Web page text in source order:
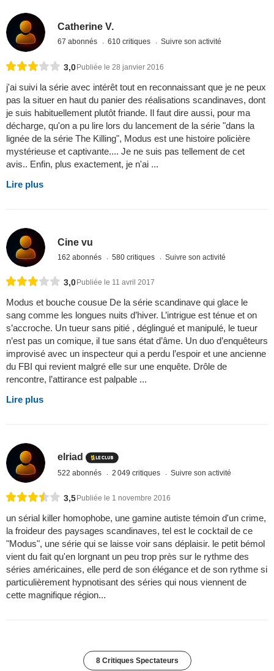
Catherine V.
67 abonnés 610 critiques Suivre son activité
3,0 Publiée le 28 janvier 2016
j'ai suivi la série avec intérêt tout en reconnaissant que je ne peux
pas la situer en haut du panier des réalisations scandinaves, dont
je suis habituellement plutôt friande. Il faut dire aussi, pour ma
décharge, qu'on a pu lire lors du lancement de la série "dans la
lignée de la série The Killing", Modus est une histoire policière
mystérieuse et captivante.... Je ne suis pas tellement de cet
avis.. Enfin, plus exactement, je n'ai ...
Lire plus
Cine vu
162 abonnés 580 critiques Suivre son activité
3,0 Publiée le 11 avril 2017
Modus et bouche cousue De la série scandinave qui glace le
sang comme les longues nuits d’hiver. L’intrigue est ténue et on
s’accroche. Un tueur sans pitié , déglingué et manipulé, le tueur
n’est pas un comique, il tue sans état d’âme. Un duo d’enquêteurs
improvisé avec un inspecteur qui a perdu l’espoir et une ancienne
du FBI qui revient malgré elle sur une enquête. Drôle de
rencontre, l’attirance est palpable ...
Lire plus
elriad
522 abonnés 2 049 critiques Suivre son activité
3,5Publiée le 1 novembre 2016
un sérial killer homophobe, une gamine autiste témoin d'un crime,
la froideur des paysages scandinaves, tel est le cocktail de ce
"Modus", une série qui se laisse voir sans déplaisir. le petit bémol
vient du fait qu'en lorgnant un peu trop près sur le rythme des
séries américaines, elle perd de son élégance et de son rythme si
particulièrement hypnotisant des séries qui nous viennent de
cette magnifique région...
8 Critiques Spectateurs